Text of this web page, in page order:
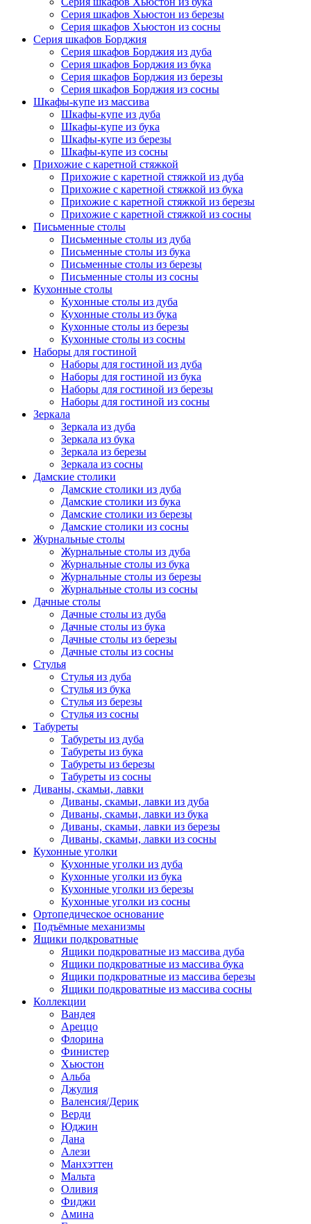
Серия шкафов Хьюстон из березы
Серия шкафов Хьюстон из сосны
Серия шкафов Борджия
Серия шкафов Борджия из дуба
Серия шкафов Борджия из бука
Серия шкафов Борджия из березы
Серия шкафов Борджия из сосны
Шкафы-купе из массива
Шкафы-купе из дуба
Шкафы-купе из бука
Шкафы-купе из березы
Шкафы-купе из сосны
Прихожие с каретной стяжкой
Прихожие с каретной стяжкой из дуба
Прихожие с каретной стяжкой из бука
Прихожие с каретной стяжкой из березы
Прихожие с каретной стяжкой из сосны
Письменные столы
Письменные столы из дуба
Письменные столы из бука
Письменные столы из березы
Письменные столы из сосны
Кухонные столы
Кухонные столы из дуба
Кухонные столы из бука
Кухонные столы из березы
Кухонные столы из сосны
Наборы для гостиной
Наборы для гостиной из дуба
Наборы для гостиной из бука
Наборы для гостиной из березы
Наборы для гостиной из сосны
Зеркала
Зеркала из дуба
Зеркала из бука
Зеркала из березы
Зеркала из сосны
Дамские столики
Дамские столики из дуба
Дамские столики из бука
Дамские столики из березы
Дамские столики из сосны
Журнальные столы
Журнальные столы из дуба
Журнальные столы из бука
Журнальные столы из березы
Журнальные столы из сосны
Дачные столы
Дачные столы из дуба
Дачные столы из бука
Дачные столы из березы
Дачные столы из сосны
Стулья
Стулья из дуба
Стулья из бука
Стулья из березы
Стулья из сосны
Табуреты
Табуреты из дуба
Табуреты из бука
Табуреты из березы
Табуреты из сосны
Диваны, скамьи, лавки
Диваны, скамьи, лавки из дуба
Диваны, скамьи, лавки из бука
Диваны, скамьи, лавки из березы
Диваны, скамьи, лавки из сосны
Кухонные уголки
Кухонные уголки из дуба
Кухонные уголки из бука
Кухонные уголки из березы
Кухонные уголки из сосны
Ортопедическое основание
Подъёмные механизмы
Ящики подкроватные
Ящики подкроватные из массива дуба
Ящики подкроватные из массива бука
Ящики подкроватные из массива березы
Ящики подкроватные из массива сосны
Коллекции
Вандея
Ареццо
Флорина
Финистер
Хьюстон
Альба
Джулия
Валенсия/Дерик
Верди
Юджин
Дана
Алези
Манхэттен
Мальта
Оливия
Фиджи
Амина